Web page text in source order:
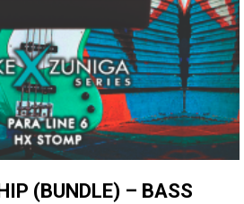
(BUNDLE) – BASS